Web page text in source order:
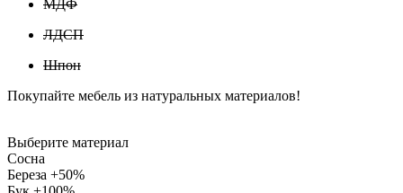
МДФ
ЛДСП
Шпон
Покупайте мебель из натуральных материалов!
Выберите материал
Сосна
Береза +50%